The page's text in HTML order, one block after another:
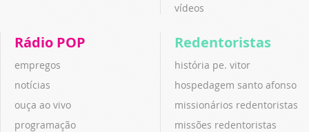
vídeos
Rádio POP
empregos
notícias
ouça ao vivo
programação
Redentoristas
história pe. vitor
hospedagem santo afonso
missionários redentoristas
missões redentoristas